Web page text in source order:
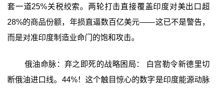
套一道25%关税绞索。两轮打击直接覆盖印度对美出口超
28%的商品份额，年损直逼数百亿美元——这已不是警告，
而是对准印度制造业命门的饱和攻击。
俄油命脉：弃之即死的战略困局： 白宫勒令新德里切
断俄油进口线。44%！这个触目惊心的数字是印度能源动脉